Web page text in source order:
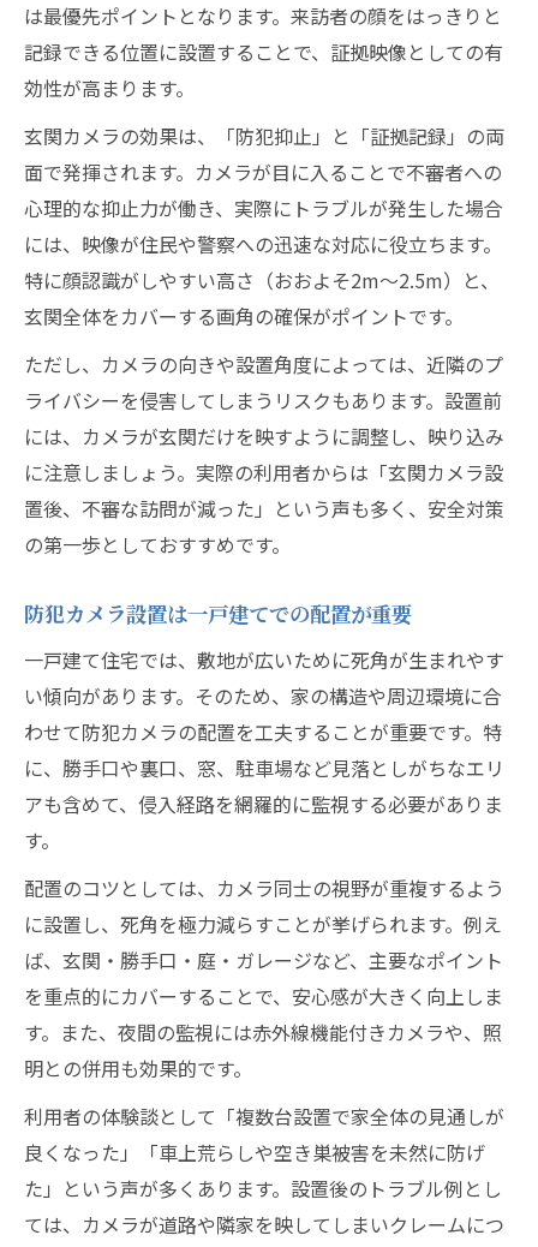
防犯カメラ設置位置検索の活用方法と注意
点
配慮と防犯力を両立するカメラ設置術
防犯カメラ設置で近隣トラブルを避ける工
夫
プライバシーを守る防犯カメラ設置場所の
選定
防犯カメラ設置場所と法律の基本ルール解
説
防犯カメラ設置時の撮影範囲と向きの注意
点
防犯カメラ設置で周辺住民と良好な関係を
築く
設置補助金や法律も考慮した実践的防犯カメラ
活用
防犯カメラ設置補助金を利用する際の注意
防犯カメラ設置時に知るべき法律と規制の
基礎
自分でできる防犯カメラ設置と失敗しない
コツ
防犯カメラ設置場所選びでトラブルを防ぐ
方法
は最優先ポイントとなります。来訪者の顔をはっきりと
記録できる位置に設置することで、証拠映像としての有
効性が高まります。
玄関カメラの効果は、「防犯抑止」と「証拠記録」の両
面で発揮されます。カメラが目に入ることで不審者への
心理的な抑止力が働き、実際にトラブルが発生した場合
には、映像が住民や警察への迅速な対応に役立ちます。
特に顔認識がしやすい高さ（おおよそ2m～2.5m）と、
玄関全体をカバーする画角の確保がポイントです。
ただし、カメラの向きや設置角度によっては、近隣のプ
ライバシーを侵害してしまうリスクもあります。設置前
には、カメラが玄関だけを映すように調整し、映り込み
に注意しましょう。実際の利用者からは「玄関カメラ設
置後、不審な訪問が減った」という声も多く、安全対策
の第一歩としておすすめです。
防犯カメラ設置は一戸建てでの配置が重要
一戸建て住宅では、敷地が広いために死角が生まれやす
い傾向があります。そのため、家の構造や周辺環境に合
わせて防犯カメラの配置を工夫することが重要です。特
に、勝手口や裏口、窓、駐車場など見落としがちなエリ
アも含めて、侵入経路を網羅的に監視する必要がありま
す。
配置のコツとしては、カメラ同士の視野が重複するよう
に設置し、死角を極力減らすことが挙げられます。例え
ば、玄関・勝手口・庭・ガレージなど、主要なポイント
を重点的にカバーすることで、安心感が大きく向上しま
す。また、夜間の監視には赤外線機能付きカメラや、照
明との併用も効果的です。
利用者の体験談として「複数台設置で家全体の見通しが
良くなった」「車上荒らしや空き巣被害を未然に防げ
た」という声が多くあります。設置後のトラブル例とし
ては、カメラが道路や隣家を映してしまいクレームにつ